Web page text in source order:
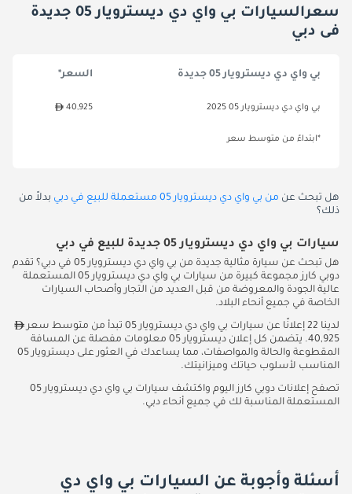
سعرالسيارات بي واي دي ديسترويار 05 جديدة
فى دبي
بي واي دي ديسترويار 05 جديدة السعر*
بي واي دي ديسترويار 05 2025 40,925
*ابتداءً من متوسط سعر
هل تبحث عن من بي واي دي ديسترويار 05 مستعملة للبيع في دبي
بدلاً من
ذلك؟
سيارات بي واي دي ديسترويار 05 جديدة للبيع في دبي
هل تبحث عن سيارة مثالية جديدة من بي واي دي ديسترويار 05 في دبي؟ تقدم
دوبي كارز مجموعة كبيرة من سيارات بي واي دي ديسترويار 05 المستعملة
عالية الجودة والمعروضة من قبل العديد من التجار وأصحاب السيارات
الخاصة في جميع أنحاء البلاد.
لدينا 22 إعلانًا عن سيارات بي واي دي ديسترويار 05 تبدأ من متوسط سعر
40,925. يتضمن كل إعلان ديسترويار 05 معلومات مفصلة عن المسافة
المقطوعة والحالة والمواصفات، مما يساعدك في العثور على ديسترويار 05
المناسب لأسلوب حياتك وميزانيتك.
تصفح إعلانات دوبي كارز اليوم واكتشف سيارات بي واي دي ديسترويار 05
المستعملة المناسبة لك في جميع أنحاء دبي.
أسئلة وأجوبة عن السيارات بي واي دي